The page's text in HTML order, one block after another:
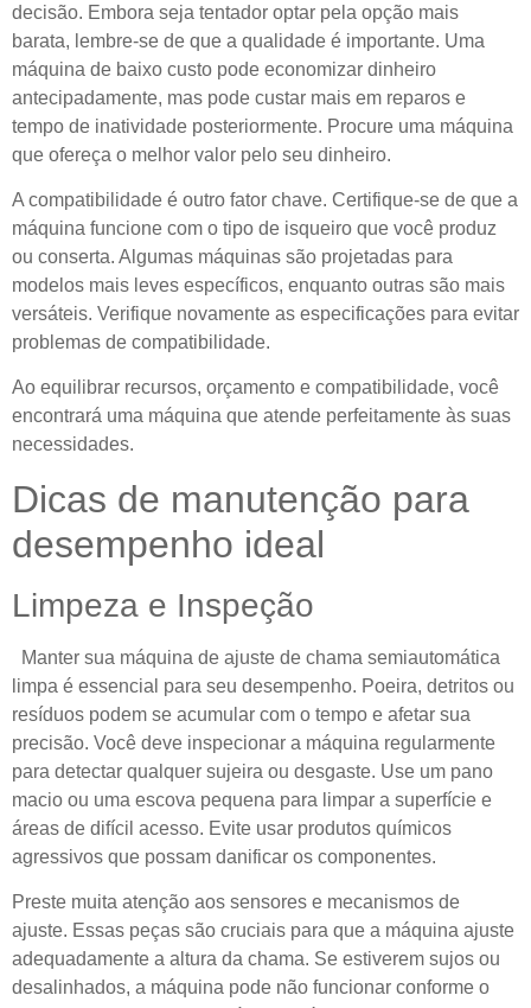
decisão. Embora seja tentador optar pela opção mais
barata, lembre-se de que a qualidade é importante. Uma
máquina de baixo custo pode economizar dinheiro
antecipadamente, mas pode custar mais em reparos e
tempo de inatividade posteriormente. Procure uma máquina
que ofereça o melhor valor pelo seu dinheiro.
A compatibilidade é outro fator chave. Certifique-se de que a
máquina funcione com o tipo de isqueiro que você produz
ou conserta. Algumas máquinas são projetadas para
modelos mais leves específicos, enquanto outras são mais
versáteis. Verifique novamente as especificações para evitar
problemas de compatibilidade.
Ao equilibrar recursos, orçamento e compatibilidade, você
encontrará uma máquina que atende perfeitamente às suas
necessidades.
Dicas de manutenção para
desempenho ideal
Limpeza e Inspeção
Manter sua máquina de ajuste de chama semiautomática
limpa é essencial para seu desempenho. Poeira, detritos ou
resíduos podem se acumular com o tempo e afetar sua
precisão. Você deve inspecionar a máquina regularmente
para detectar qualquer sujeira ou desgaste. Use um pano
macio ou uma escova pequena para limpar a superfície e
áreas de difícil acesso. Evite usar produtos químicos
agressivos que possam danificar os componentes.
Preste muita atenção aos sensores e mecanismos de
ajuste. Essas peças são cruciais para que a máquina ajuste
adequadamente a altura da chama. Se estiverem sujos ou
desalinhados, a máquina pode não funcionar conforme o